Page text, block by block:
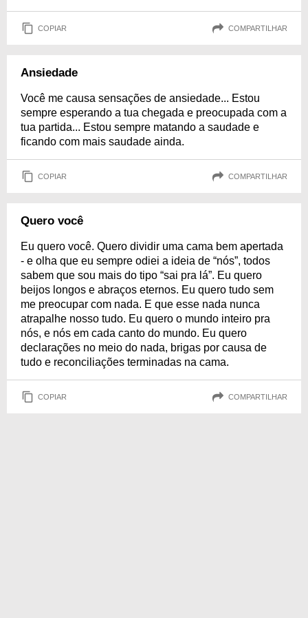
COPIAR COMPARTILHAR
Ansiedade
Você me causa sensações de ansiedade... Estou
sempre esperando a tua chegada e preocupada com a
tua partida... Estou sempre matando a saudade e
ficando com mais saudade ainda.
COPIAR COMPARTILHAR
Quero você
Eu quero você. Quero dividir uma cama bem apertada
- e olha que eu sempre odiei a ideia de “nós”, todos
sabem que sou mais do tipo “sai pra lá”. Eu quero
beijos longos e abraços eternos. Eu quero tudo sem
me preocupar com nada. E que esse nada nunca
atrapalhe nosso tudo. Eu quero o mundo inteiro pra
nós, e nós em cada canto do mundo. Eu quero
declarações no meio do nada, brigas por causa de
tudo e reconciliações terminadas na cama.
COPIAR COMPARTILHAR